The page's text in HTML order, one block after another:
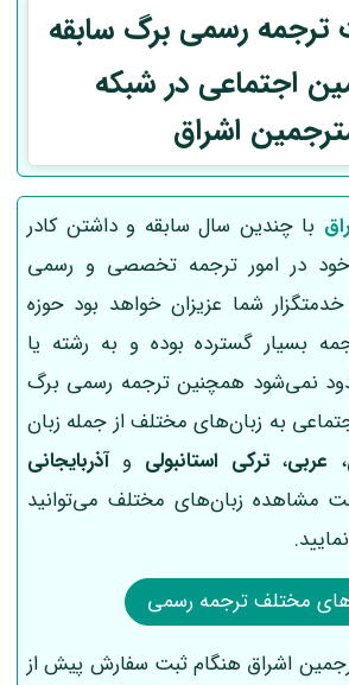
ترجمه رسمی برگ سابقه
اجتماعی در شبکه
اشراق
با چندین سال سابقه و داشتن کادر
در امور ترجمه تخصصی و رسمی
شما عزیزان خواهد بود حوزه
بسیار گسترده بوده و به رشته یا
نمی‌شود همچنین ترجمه رسمی برگ
به زبان‌های مختلف از جمله زبان
، عربی،ترکی استانبولی وآذربایجانی
مشاهده زبان‌های مختلف می‌توانید
مختلف ترجمه رسمی
اشراق هنگام ثبت سفارش پیش از